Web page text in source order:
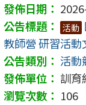
活動
教師營 研習活
活動
訓育
106